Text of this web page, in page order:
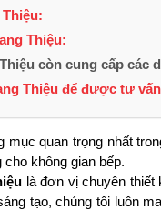
Thiệu:
còn cung cấp các
Thiệu để được tư
quan trọng nhất
không gian bếp.
là đơn vị chuyên thiết
tạo, chúng tôi luôn
Bộ nồi